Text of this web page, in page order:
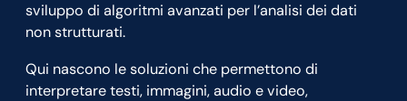
sviluppo di algoritmi avanzati per l’analisi dei dati
non strutturati.
Qui nascono le soluzioni che permettono di
interpretare testi, immagini, audio e video,